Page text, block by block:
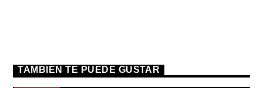
TAMBIÉN TE PUEDE GUSTAR